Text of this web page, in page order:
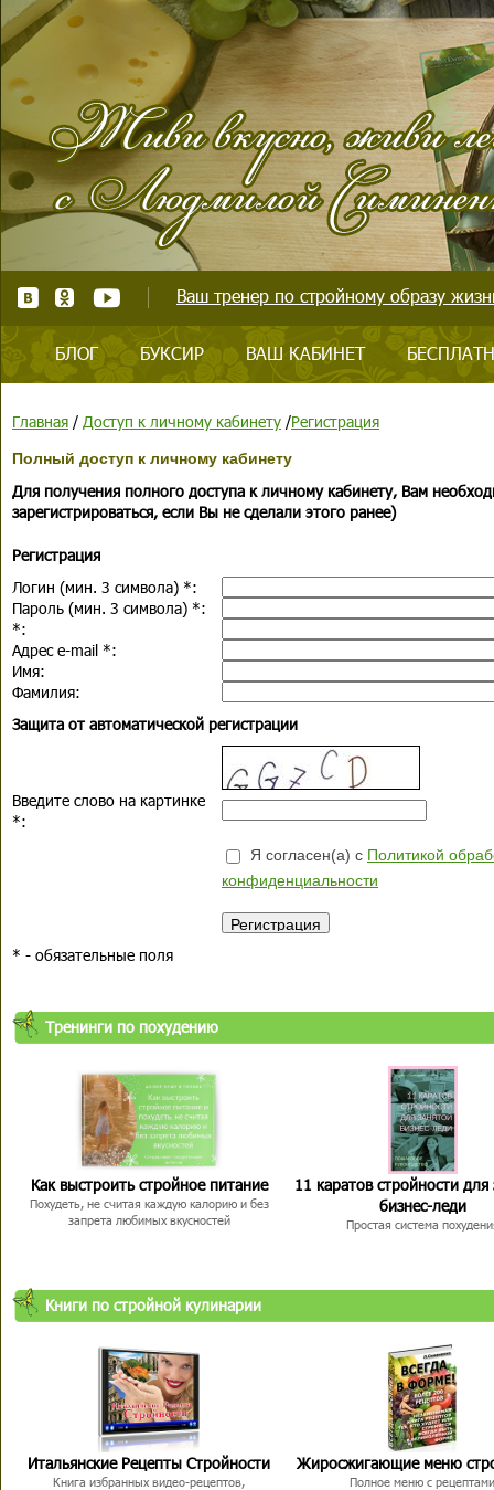
Ваш тренер по стройному образу
БЛОГ БУКСИР ВАШ КАБИНЕТ
Главная / Доступ к личному кабинету /Регистрация
Полный доступ к личному кабинету
Для получения полного доступа к личному кабинету, Вам
зарегистрироваться, если Вы не сделали этого ранее)
Регистрация
Логин (мин. 3 символа) *:
Пароль (мин. 3 символа) *:
*:
Адрес e-mail *:
Имя:
Фамилия:
Защита от автоматической регистрации
Введите слово на картинке
*:
Я согласен(а) с Политикой
конфиденциальности
* - обязательные поля
Тренинги по похудению
Как выстроить стройное питание
Похудеть, не считая каждую калорию и без
запрета любимых вкусностей
11 каратов стройности для
бизнес-леди
Простая система
Книги по стройной кулинарии
Итальянские Рецепты Стройности
Книга избранных видео-рецептов,
Жиросжигающие меню
Полное меню с рецептами